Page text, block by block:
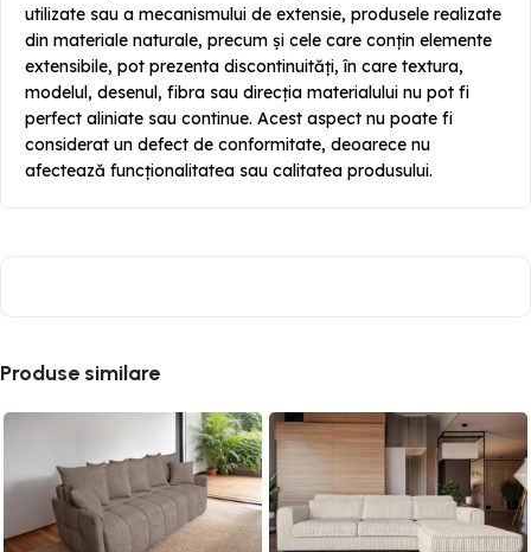
utilizate sau a mecanismului de extensie, produsele realizate
din materiale naturale, precum și cele care conțin elemente
extensibile, pot prezenta discontinuități, în care textura,
modelul, desenul, fibra sau direcția materialului nu pot fi
perfect aliniate sau continue. Acest aspect nu poate fi
considerat un defect de conformitate, deoarece nu
afectează funcționalitatea sau calitatea produsului.
Produse similare